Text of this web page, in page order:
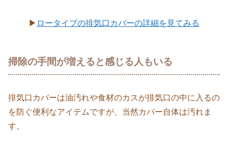
▶ ロータイプの排気口カバーの詳細を見てみる
掃除の手間が増えると感じる人もいる
排気口カバーは油汚れや食材のカスが排気口の中に入るの
を防ぐ便利なアイテムですが、当然カバー自体は汚れま
す。